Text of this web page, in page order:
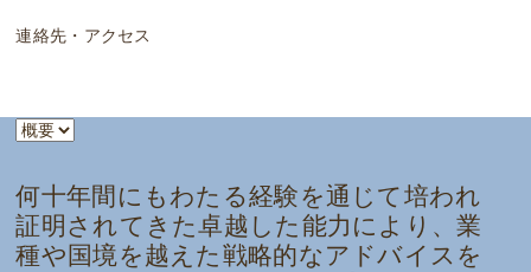
連絡先・アクセス
何十年間にもわたる経験を通じて培われ
証明されてきた卓越した能力により、業
種や国境を越えた戦略的なアドバイスを